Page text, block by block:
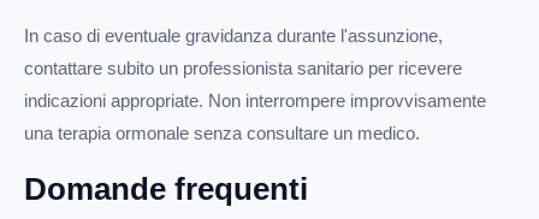
In caso di eventuale gravidanza durante l'assunzione,
contattare subito un professionista sanitario per ricevere
indicazioni appropriate. Non interrompere improvvisamente
una terapia ormonale senza consultare un medico.
Domande frequenti